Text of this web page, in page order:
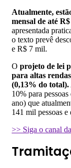
Atualmente,
mensal de até
apresentada
o texto prevê
e R$ 7 mil.
O projeto de lei
para altas
(0,13% do total).
10% para
ano) que
141 mil pessoas
>> Siga o canal da